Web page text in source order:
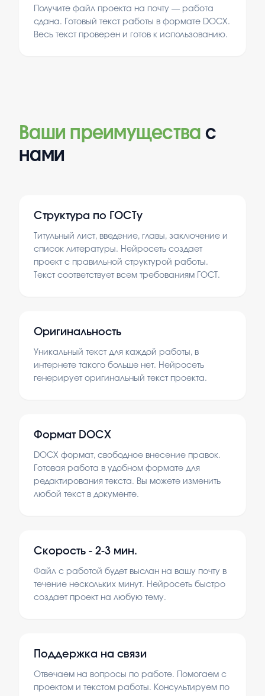
Получите файл проекта на почту — работа
сдана. Готовый текст работы в формате DOCX.
Весь текст проверен и готов к использованию.
Ваши преимущества с
нами
Структура по ГОСТу
Титульный лист, введение, главы, заключение и
список литературы. Нейросеть создает
проект с правильной структурой работы.
Текст соответствует всем требованиям ГОСТ.
Оригинальность
Уникальный текст для каждой работы, в
интернете такого больше нет. Нейросеть
генерирует оригинальный текст проекта.
Формат DOCX
DOCX формат, свободное внесение правок.
Готовая работа в удобном формате для
редактирования текста. Вы можете изменить
любой текст в документе.
Скорость - 2-3 мин.
Файл с работой будет выслан на вашу почту в
течение нескольких минут. Нейросеть быстро
создает проект на любую тему.
Поддержка на связи
Отвечаем на вопросы по работе. Помогаем с
проектом и текстом работы. Консультируем по